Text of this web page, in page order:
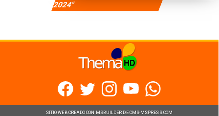
2024"
SITIO WEB CREADO CON MSBUILDER DE CMS-MSPRESS.COM